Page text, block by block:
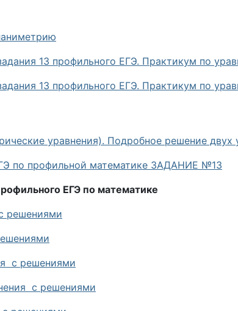
13 профильного ЕГЭ. Практикум по
13 профильного ЕГЭ. Практикум по
уравнения). Подробное решение
по профильной математике ЗАДАНИЕ №13
ЕГЭ по математике
решениями
с решениями
с решениями